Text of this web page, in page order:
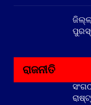
ରାଜନୀତି